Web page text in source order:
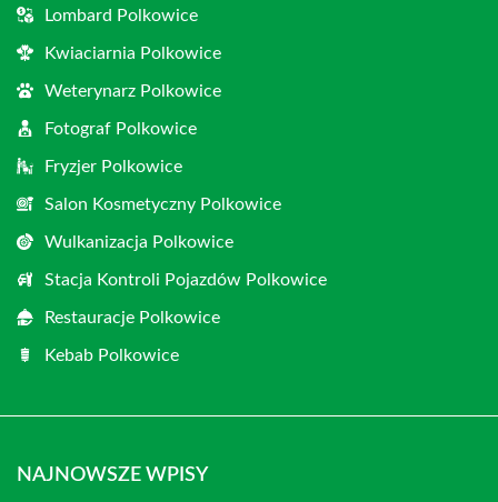
Lombard Polkowice
Kwiaciarnia Polkowice
Weterynarz Polkowice
Fotograf Polkowice
Fryzjer Polkowice
Salon Kosmetyczny Polkowice
Wulkanizacja Polkowice
Stacja Kontroli Pojazdów Polkowice
Restauracje Polkowice
Kebab Polkowice
NAJNOWSZE WPISY